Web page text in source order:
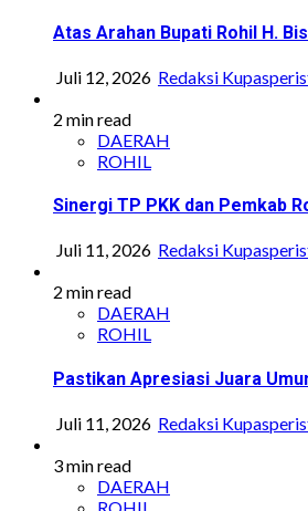
Atas Arahan Bupati Rohil H.
Juli 12, 2026 Redaksi
2 min read
DAERAH
ROHIL
Sinergi TP PKK dan Pemkab
Juli 11, 2026 Redaksi
2 min read
DAERAH
ROHIL
Pastikan Apresiasi Juara
Juli 11, 2026 Redaksi
3 min read
DAERAH